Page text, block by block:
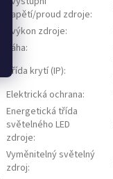
napětí/proud zdroje:
- výkon zdroje:
Váha:
Třída krytí (IP):
Elektrická ochrana:
Energetická třída
světelného LED
zdroje:
Vyměnitelný světelný
zdroj: